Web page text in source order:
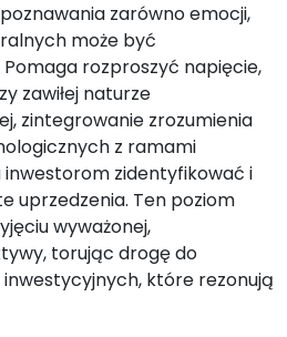
zarówno emocji,
może być
rozproszyć napięcie,
zawiłej naturze
zintegrowanie zrozumienia
z ramami
zidentyfikować i
uprzedzenia. Ten poziom
wyważonej,
torując drogę do
które rezonują